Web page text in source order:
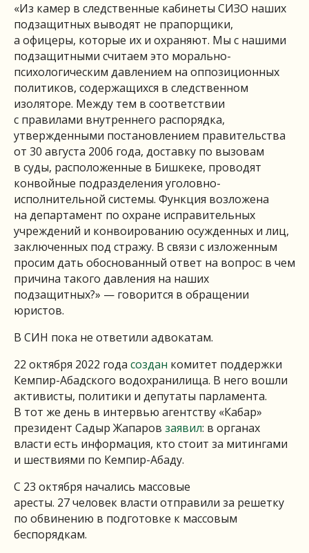
«Из камер в следственные кабинеты СИЗО наших
подзащитных выводят не прапорщики,
а офицеры, которые их и охраняют. Мы с нашими
подзащитными считаем это морально-
психологическим давлением на оппозиционных
политиков, содержащихся в следственном
изоляторе. Между тем в соответствии
с правилами внутреннего распорядка,
утвержденными постановлением правительства
от 30 августа 2006 года, доставку по вызовам
в суды, расположенные в Бишкеке, проводят
конвойные подразделения уголовно-
исполнительной системы. Функция возложена
на департамент по охране исправительных
учреждений и конвоированию осужденных и лиц,
заключенных под стражу. В связи с изложенным
просим дать обоснованный ответ на вопрос: в чем
причина такого давления на наших
подзащитных?» — говорится в обращении
юристов.
В СИН пока не ответили адвокатам.
22 октября 2022 года создан комитет поддержки
Кемпир-Абадского водохранилища. В него вошли
активисты, политики и депутаты парламента.
В тот же день в интервью агентству «Кабар»
президент Садыр Жапаров заявил: в органах
власти есть информация, кто стоит за митингами
и шествиями по Кемпир-Абаду.
С 23 октября начались массовые
аресты. 27 человек власти отправили за решетку
по обвинению в подготовке к массовым
беспорядкам.